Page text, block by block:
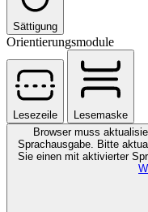
Sättigung
Orientierungsmodule
Lesezeile
Lesemaske
Browser muss
Sprachausgabe. Bitte
Sie einen mit aktivierter